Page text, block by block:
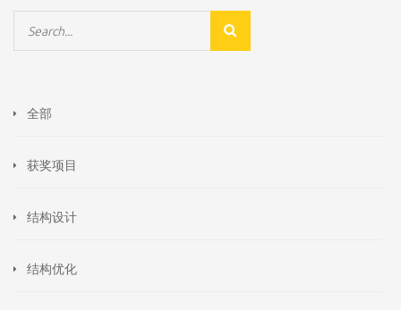
全部
获奖项目
结构设计
结构优化